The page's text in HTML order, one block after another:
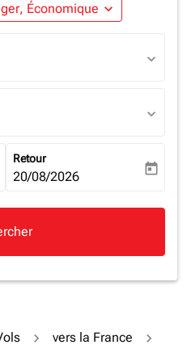
Économique expand_more
expand_more
expand_more
aria-label
Retour
fc-booking-return-date-aria-
20/08/2026 today
vers la France